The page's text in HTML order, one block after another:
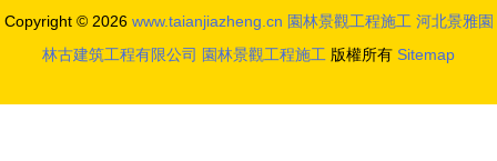
Copyright © 2026 www.taianjiazheng.cn 園林景觀工程施工 河北景雅園
林古建筑工程有限公司 園林景觀工程施工 版權所有 Sitemap